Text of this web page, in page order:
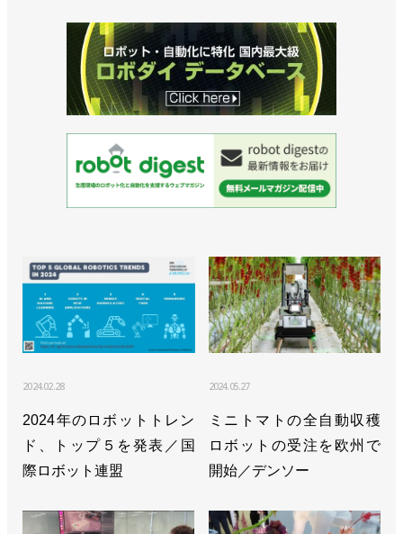
2024.02.28
2024年のロボットトレン
ド、トップ５を発表／国
際ロボット連盟
2024.05.27
ミニトマトの全自動収穫
ロボットの受注を欧州で
開始／デンソー